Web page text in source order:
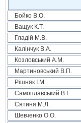
Бойко В.О.
Ващук К.Т.
Гладій М.В.
Калінчук В.А.
Козловський А.М.
Мартиновський В.П.
Рішняк І.М.
Самоплавський В.І.
Сятиня М.Л.
Шевченко О.О.